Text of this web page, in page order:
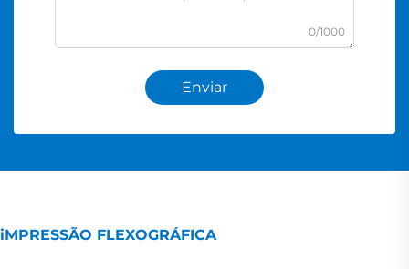
0/1000
Enviar
iMPRESSÃO FLEXOGRÁFICA